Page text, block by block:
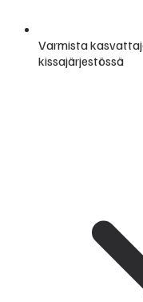
Varmista
kissajärjestössä